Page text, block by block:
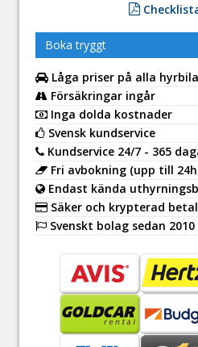
Boka tryggt
Låga priser på alla
Försäkringar ingår
Inga dolda kostnader
Svensk kundservice
Kundservice 24/7 - 365
Fri avbokning (upp till
Endast kända
Säker och krypterad
Svenskt bolag sedan 2010